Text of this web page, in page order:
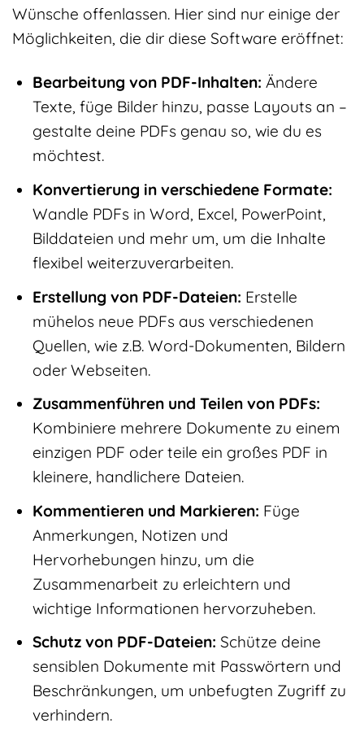
Wünsche offenlassen. Hier sind nur einige der
Möglichkeiten, die dir diese Software eröffnet:
Bearbeitung von PDF-Inhalten: Ändere
Texte, füge Bilder hinzu, passe Layouts an –
gestalte deine PDFs genau so, wie du es
möchtest.
Konvertierung in verschiedene Formate:
Wandle PDFs in Word, Excel, PowerPoint,
Bilddateien und mehr um, um die Inhalte
flexibel weiterzuverarbeiten.
Erstellung von PDF-Dateien: Erstelle
mühelos neue PDFs aus verschiedenen
Quellen, wie z.B. Word-Dokumenten, Bildern
oder Webseiten.
Zusammenführen und Teilen von PDFs:
Kombiniere mehrere Dokumente zu einem
einzigen PDF oder teile ein großes PDF in
kleinere, handlichere Dateien.
Kommentieren und Markieren: Füge
Anmerkungen, Notizen und
Hervorhebungen hinzu, um die
Zusammenarbeit zu erleichtern und
wichtige Informationen hervorzuheben.
Schutz von PDF-Dateien: Schütze deine
sensiblen Dokumente mit Passwörtern und
Beschränkungen, um unbefugten Zugriff zu
verhindern.